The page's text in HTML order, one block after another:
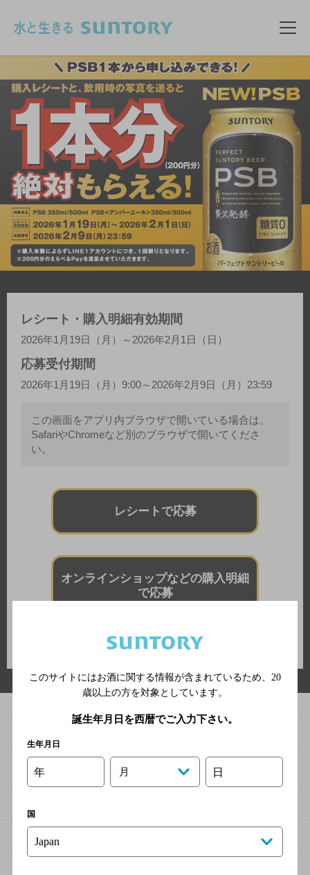
メ
レシート・購入明細有効期間
2026年1月19日（月）～2026年2月1日（日）
応募受付期間
2026年1月19日（月）9:00～2026年2月9日（月）23:59
この画面をアプリ内ブラウザで開いている場合は、
SafariやChromeなど別のブラウザで開いてくださ
い。
レシートで応募
オンラインショップなどの購入明細
で応募
商品TOP
知る・楽しむ
キャンペーン
文化・スポーツTOP
サステナビリティ
このサイトにはお酒に関する情報が含まれているため、 20
歳以上の方を対象としています。
誕生年月日を西暦でご入力下さい。
生年月日
年 月 日
国